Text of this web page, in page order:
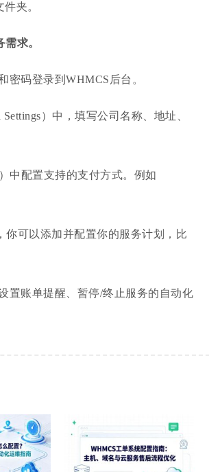
夹。
求。
码登录到WHMCS后台。
）中，填写公司名称、地址、
配置支持的支付方式。例如
可以添加并配置你的服务计划，比
账单提醒、暂停/终止服务的自动化